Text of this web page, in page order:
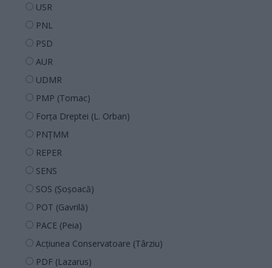
USR
PNL
PSD
AUR
UDMR
PMP (Tomac)
Forța Dreptei (L. Orban)
PNȚMM
REPER
SENS
SOS (Șoșoacă)
POT (Gavrilă)
PACE (Peia)
Acțiunea Conservatoare (Târziu)
PDF (Lazarus)